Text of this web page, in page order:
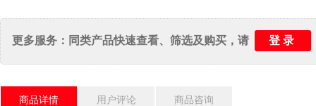
更多服务：同类产品快速查看、筛选及购买，请 登录
商品详情 用户评论 商品咨询